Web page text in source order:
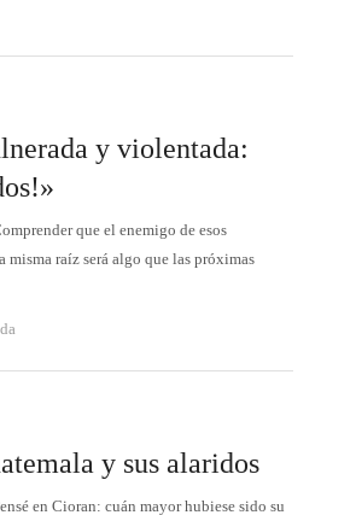
y violentada:
que el enemigo de esos
raíz será algo que las próximas
y sus alaridos
en Cioran: cuán mayor hubiese sido su